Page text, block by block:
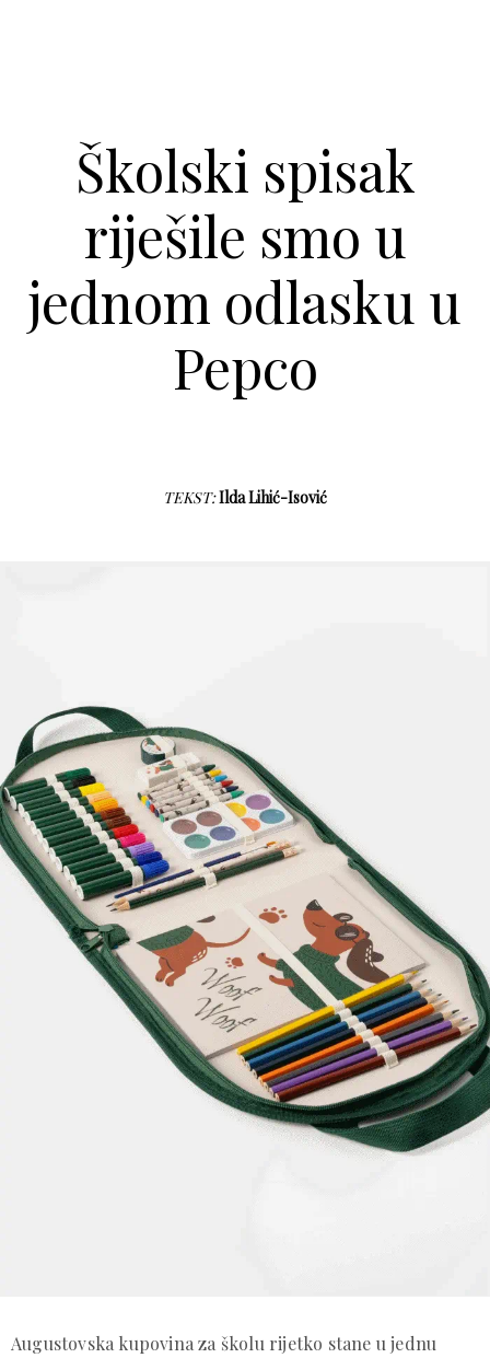
Školski spisak
riješile smo u
jednom odlasku u
Pepco
TEKST:Ilda Lihić-Isović
Augustovska kupovina za školu rijetko stane u jednu